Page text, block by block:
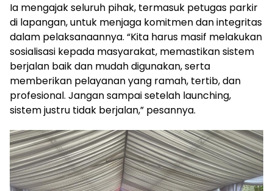
Ia mengajak seluruh pihak, termasuk petugas parkir
di lapangan, untuk menjaga komitmen dan integritas
dalam pelaksanaannya. “Kita harus masif melakukan
sosialisasi kepada masyarakat, memastikan sistem
berjalan baik dan mudah digunakan, serta
memberikan pelayanan yang ramah, tertib, dan
profesional. Jangan sampai setelah launching,
sistem justru tidak berjalan,” pesannya.